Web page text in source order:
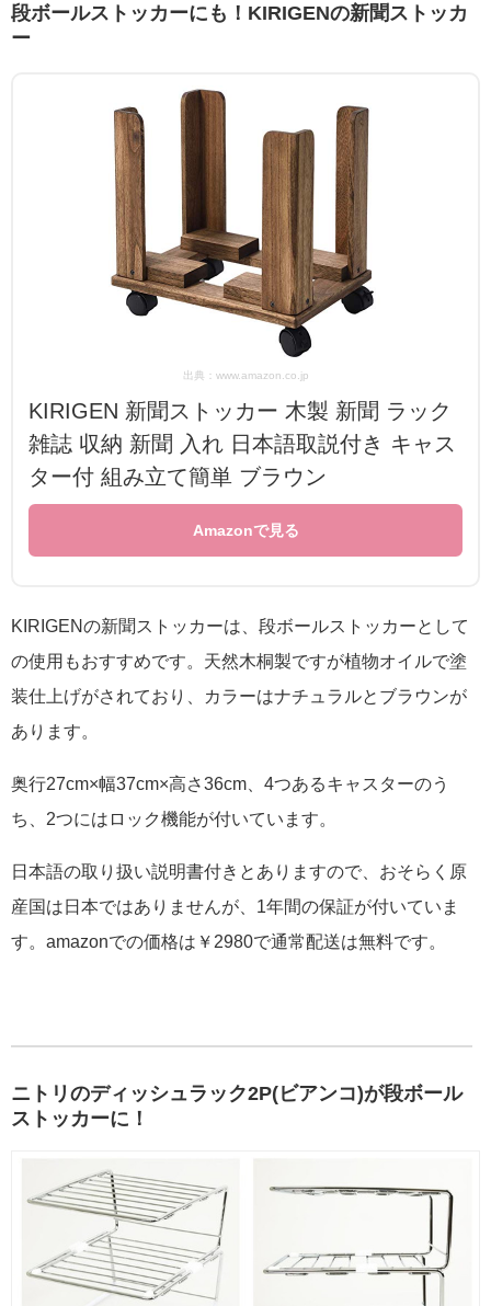
段ボールストッカーにも！KIRIGENの新聞ストッカ
ー
出典：www.amazon.co.jp
KIRIGEN 新聞ストッカー 木製 新聞 ラック
雑誌 収納 新聞 入れ 日本語取説付き キャス
ター付 組み立て簡単 ブラウン
Amazonで見る
KIRIGENの新聞ストッカーは、段ボールストッカーとして
の使用もおすすめです。天然木桐製ですが植物オイルで塗
装仕上げがされており、カラーはナチュラルとブラウンが
あります。
奥行27cm×幅37cm×高さ36cm、4つあるキャスターのう
ち、2つにはロック機能が付いています。
日本語の取り扱い説明書付きとありますので、おそらく原
産国は日本ではありませんが、1年間の保証が付いていま
す。amazonでの価格は￥2980で通常配送は無料です。
ニトリのディッシュラック2P(ビアンコ)が段ボール
ストッカーに！